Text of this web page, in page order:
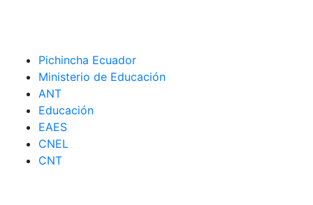
Pichincha Ecuador
Ministerio de Educación
ANT
Educación
EAES
CNEL
CNT